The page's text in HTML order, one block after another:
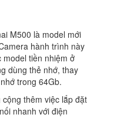
M500 là model mới
hành trình này
tiền nhiệm ở
dùng thẻ nhớ, thay
trong 64Gb.
thêm việc lắp đặt
nhanh với điện